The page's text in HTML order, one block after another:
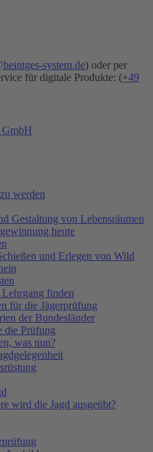
system.de) oder per
für digitale Produkte: (+49
werden
Gestaltung von Lebensräumen
heute
und Erlegen von Wild
Lehrgang finden
für die Jägerprüfung
der Bundesländer
die Prüfung
was nun?
wird die Jagd ausgeübt?